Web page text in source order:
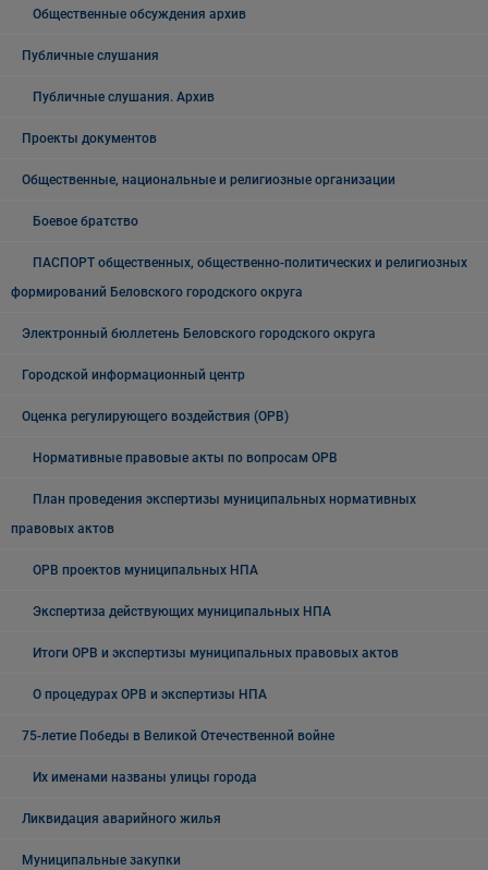
Общественные обсуждения архив
Публичные слушания
Публичные слушания. Архив
Проекты документов
Общественные, национальные и религиозные организации
Боевое братство
ПАСПОРТ общественных, общественно-политических и религиозных
формирований Беловского городского округа
Электронный бюллетень Беловского городского округа
Городской информационный центр
Оценка регулирующего воздействия (ОРВ)
Нормативные правовые акты по вопросам ОРВ
План проведения экспертизы муниципальных нормативных
правовых актов
ОРВ проектов муниципальных НПА
Экспертиза действующих муниципальных НПА
Итоги ОРВ и экспертизы муниципальных правовых актов
О процедурах ОРВ и экспертизы НПА
75-летие Победы в Великой Отечественной войне
Их именами названы улицы города
Ликвидация аварийного жилья
Муниципальные закупки